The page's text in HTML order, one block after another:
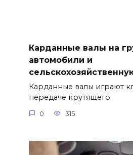
Карданные валы на
автомобили и
Карданные валы играют
передаче крутящего
0 315